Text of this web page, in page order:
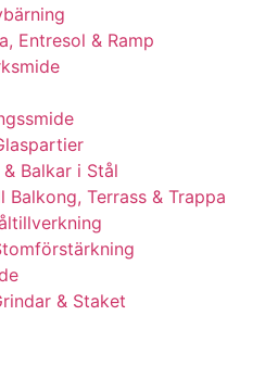
Entresol & Ramp
Balkar i Stål
Balkong, Terrass & Trappa
& Staket